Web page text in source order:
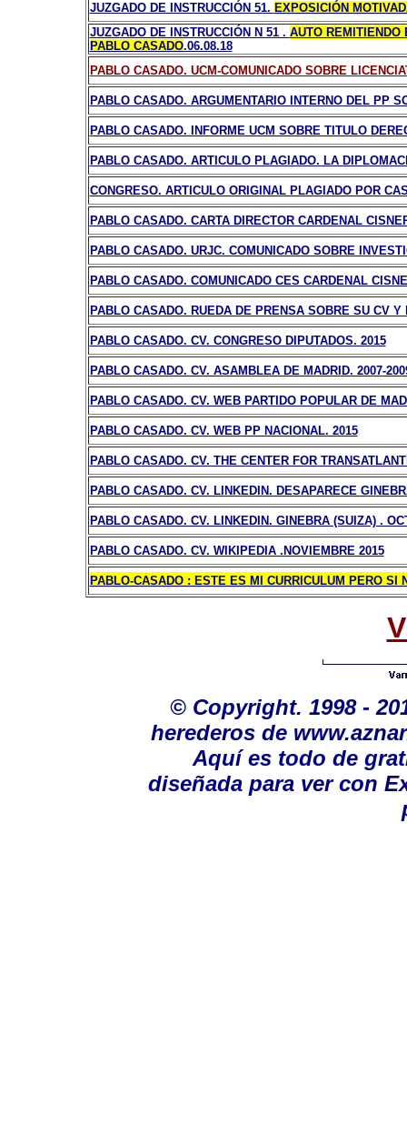
JUZGADO DE INSTRUCCIÓN 51. EXPOSICIÓN
JUZGADO DE INSTRUCCIÓN N 51 . AUTO REMITIENDO
PABLO CASADO.06.08.18
PABLO CASADO. UCM-COMUNICADO SOBRE
PABLO CASADO. ARGUMENTARIO INTERNO DEL PP
PABLO CASADO. INFORME UCM SOBRE TITULO
PABLO CASADO. ARTICULO PLAGIADO. LA
CONGRESO. ARTICULO ORIGINAL PLAGIADO POR
PABLO CASADO. CARTA DIRECTOR CARDENAL
PABLO CASADO. URJC. COMUNICADO SOBRE
PABLO CASADO. COMUNICADO CES CARDENAL
PABLO CASADO. RUEDA DE PRENSA SOBRE SU CV Y
PABLO CASADO. CV. CONGRESO DIPUTADOS. 2015
PABLO CASADO. CV. ASAMBLEA DE MADRID. 2007-
PABLO CASADO. CV. WEB PARTIDO POPULAR DE
PABLO CASADO. CV. WEB PP NACIONAL. 2015
PABLO CASADO. CV. THE CENTER FOR
PABLO CASADO. CV. LINKEDIN. DESAPARECE
PABLO CASADO. CV. LINKEDIN. GINEBRA (SUIZA) .
PABLO CASADO. CV. WIKIPEDIA .NOVIEMBRE 2015
PABLO-CASADO : ESTE ES MI CURRICULUM PERO SI
© Copyright. 1998 -
herederos de
Aquí es todo de
diseñada para ver con